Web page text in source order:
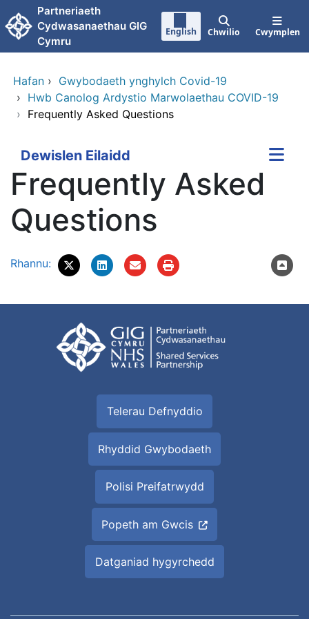
Neidio i'r prif gynnwy
Partneriaeth
Cydwasanaethau GIG
Cymru
English Chwilio Cwymplen
Hafan › Gwybodaeth ynghylch Covid-19
› Hwb Canolog Ardystio Marwolaethau COVID-19
› Frequently Asked Questions
Dewislen Eilaidd
Frequently Asked
Questions
Rhannu:
Telerau Defnyddio
Rhyddid Gwybodaeth
Polisi Preifatrwydd
Popeth am Gwcis
Datganiad hygyrchedd